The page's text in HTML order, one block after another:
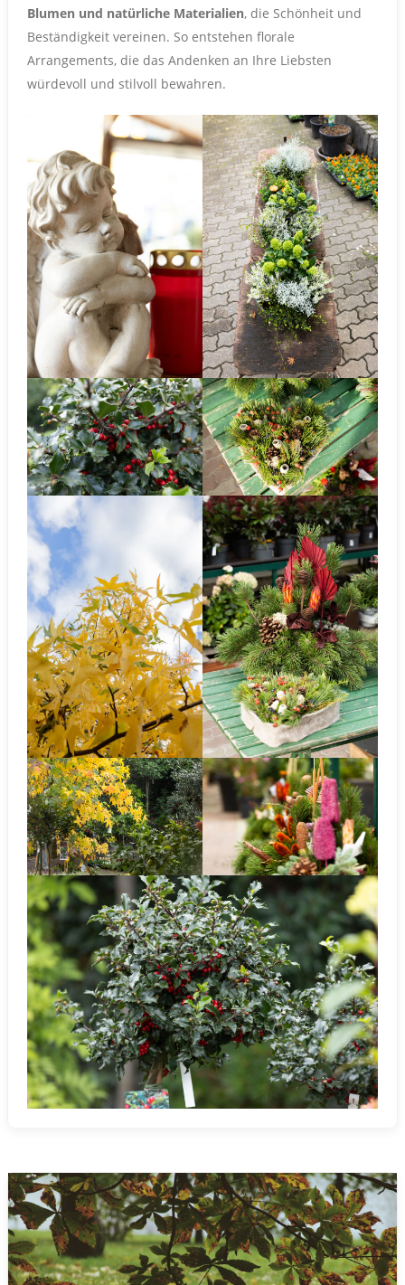
Blumen und natürliche Materialien, die Schönheit und
Beständigkeit vereinen. So entstehen florale
Arrangements, die das Andenken an Ihre Liebsten
würdevoll und stilvoll bewahren.